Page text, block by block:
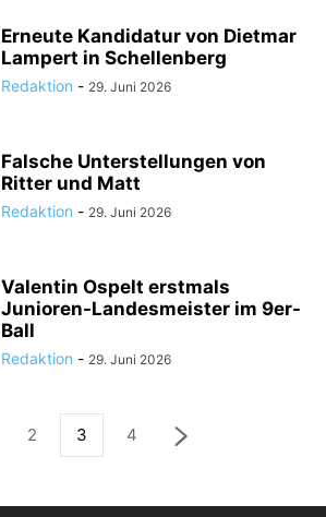
Erneute Kandidatur von Dietmar
Lampert in Schellenberg
Redaktion - 29. Juni 2026
Falsche Unterstellungen von
Ritter und Matt
Redaktion - 29. Juni 2026
Valentin Ospelt erstmals
Junioren-Landesmeister im 9er-
Ball
Redaktion - 29. Juni 2026
2 3 4